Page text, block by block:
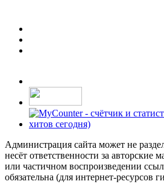
Администрация сайта может не
несёт ответственности за
или частичном воспроизведении
обязательна (для интернет-ресурсов